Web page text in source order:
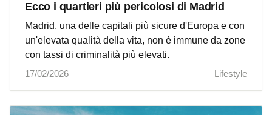
Ecco i quartieri più pericolosi di Madrid
Madrid, una delle capitali più sicure d'Europa e con
un'elevata qualità della vita, non è immune da zone
con tassi di criminalità più elevati.
17/02/2026
Lifestyle